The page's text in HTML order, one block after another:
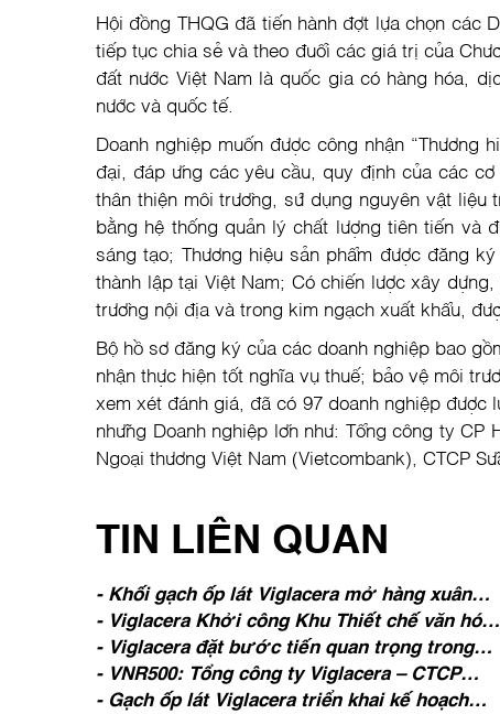
Hội đồng THQG đã tiến hành đợt lựa chọn các
tiếp tục chia sẻ và theo đuổi các giá trị của
đất nước Việt Nam là quốc gia có hàng hóa,
nước và quốc tế.
Doanh nghiệp muốn được công nhận
đại, đáp ứng các yêu cầu, quy định của các
thân thiện môi trường, sử dụng nguyên vật liệu
bằng hệ thống quản lý chất lượng tiên tiến và
sáng tạo; Thương hiệu sản phẩm được đăng
thành lập tại Việt Nam; Có chiến lược xây
trường nội địa và trong kim ngạch xuất khẩu,
Bộ hồ sơ đăng ký của các doanh nghiệp bao
nhận thực hiện tốt nghĩa vụ thuế; bảo vệ môi
xem xét đánh giá, đã có 97 doanh nghiệp được
những Doanh nghiệp lớn như: Tổng công ty CP
Ngoại thương Việt Nam (Vietcombank), CTCP
TIN LIÊN QUAN
- Khối gạch ốp lát Viglacera mở hàng xuân
2019 tại nhiều điểm cầu trên cả nước
- Viglacera Khởi công Khu Thiết chế văn hóa
khu nhà ở xã hội tại KCN Yên Phong – Bắc
Ninh và Phát động Tết trồng cây Xuân Kỷ Hợi
2019
- Viglacera đặt bước tiến quan trọng trong
việc mở rộng thị trường tại Mỹ - The
International Surface Event (TISE) 2019
- VNR500: Tổng công ty Viglacera – CTCP
vươn lên vị trí dẫn đầu Top 500 doanh nghiệp
- Gạch ốp lát Viglacera triển khai kế hoạch